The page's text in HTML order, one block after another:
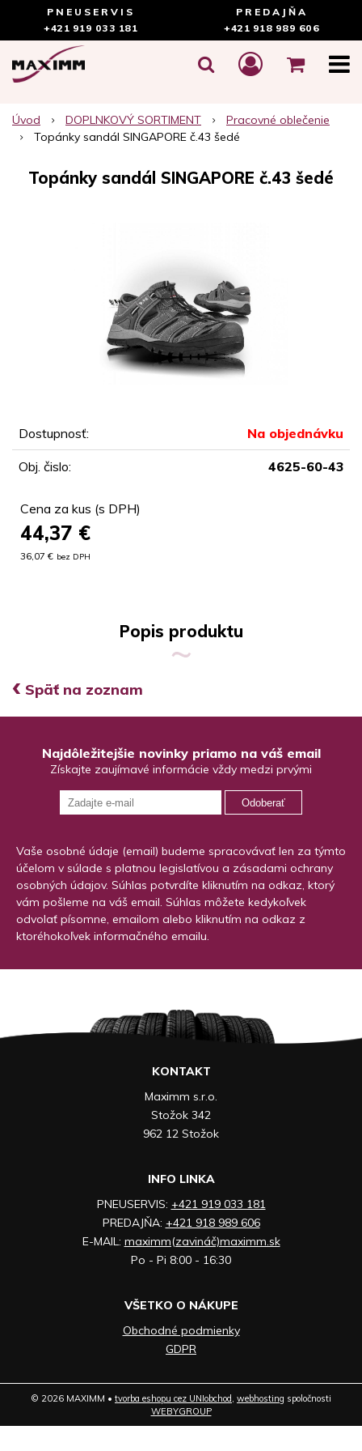
PNEUSERVIS
+421 919 033 181
PREDAJŇA
+421 918 989 606
Úvod DOPLNKOVÝ SORTIMENT
Pracovné oblečenie
Topánky sandál SINGAPORE č.43 šedé
Topánky sandál SINGAPORE č.43 šedé
Dostupnosť: Na objednávku
Obj. čislo: 4625-60-43
Cena za kus (s DPH)
44,37 €
36,07 € bez DPH
Popis produktu
‹ Späť na zoznam
Najdôležitejšie novinky priamo na váš email
Získajte zaujímavé informácie vždy medzi prvými
Odoberať
Vaše osobné údaje (email) budeme spracovávať len za týmto
účelom v súlade s platnou legislatívou a zásadami ochrany
osobných údajov. Súhlas potvrdíte kliknutím na odkaz, ktorý
vám pošleme na váš email. Súhlas môžete kedykoľvek
odvolať písomne, emailom alebo kliknutím na odkaz z
ktoréhokoľvek informačného emailu.
KONTAKT
Maximm s.r.o.
Stožok 342
962 12 Stožok
INFO LINKA
PNEUSERVIS: +421 919 033 181
PREDAJŇA: +421 918 989 606
E-MAIL: maximm(zavináč)maximm.sk
Po - Pi 8:00 - 16:30
VŠETKO O NÁKUPE
Obchodné podmienky
GDPR
© 2026 MAXIMM • tvorba eshopu cez UNIobchod webhosting spoločnosti
WEBYGROUP